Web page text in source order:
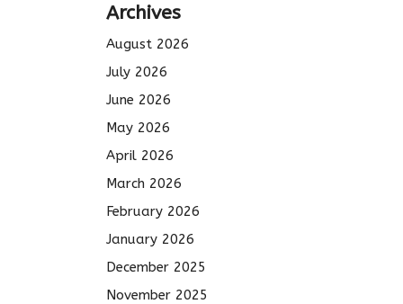
Archives
August 2026
July 2026
June 2026
May 2026
April 2026
March 2026
February 2026
January 2026
December 2025
November 2025